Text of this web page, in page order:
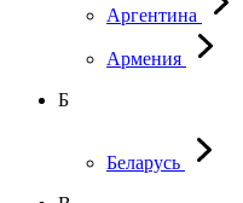
Аргентина
Армения
Б
Беларусь